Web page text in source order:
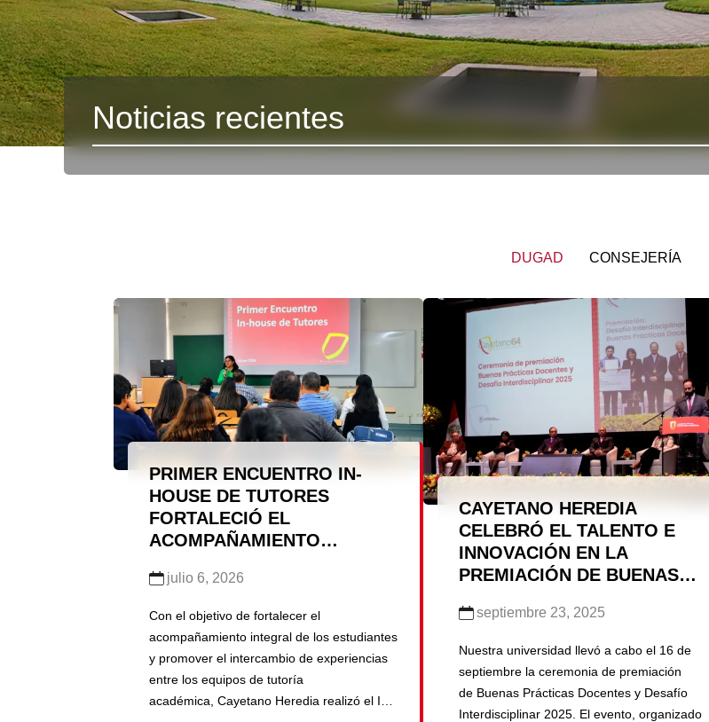
Noticias recientes
DUGAD CONSEJERÍA
PRIMER ENCUENTRO IN-
HOUSE DE TUTORES
FORTALECIÓ EL
ACOMPAÑAMIENTO
EN CAYETANO HEREDIA
julio 6, 2026
Con el objetivo de fortalecer el
acompañamiento integral de los estudiantes
y promover el intercambio de experiencias
entre los equipos de tutoría
académica, Cayetano Heredia realizó el I
CAYETANO HEREDIA
CELEBRÓ EL TALENTO E
INNOVACIÓN EN LA
PREMIACIÓN DE BUENAS
DESAFÍO INTERDISCIPLINAR
2025
septiembre 23, 2025
Nuestra universidad llevó a cabo el 16 de
septiembre la ceremonia de premiación
de Buenas Prácticas Docentes y Desafío
Interdisciplinar 2025. El evento, organizado